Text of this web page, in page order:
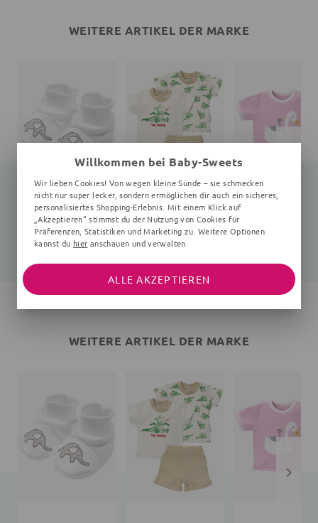
WEITERE ARTIKEL DER MARKE
Schuhe Elefant Little Elephant
weiß
9,99 €
Set Drache Tiny Dragon
3 Teile, grün, beige
39,99 €
weiß, rosa
WEITERE ARTIKEL DER MARKE
Willkommen bei Baby-Sweets
Wir lieben Cookies! Von wegen kleine Sünde – sie schmecken
nicht nur super lecker, sondern ermöglichen dir auch ein sicheres,
personalisiertes Shopping-Erlebnis. Mit einem Klick auf
„Akzeptieren“ stimmst du der Nutzung von Cookies für
Präferenzen, Statistiken und Marketing zu. Weitere Optionen
kannst du hier anschauen und verwalten.
ALLE AKZEPTIEREN